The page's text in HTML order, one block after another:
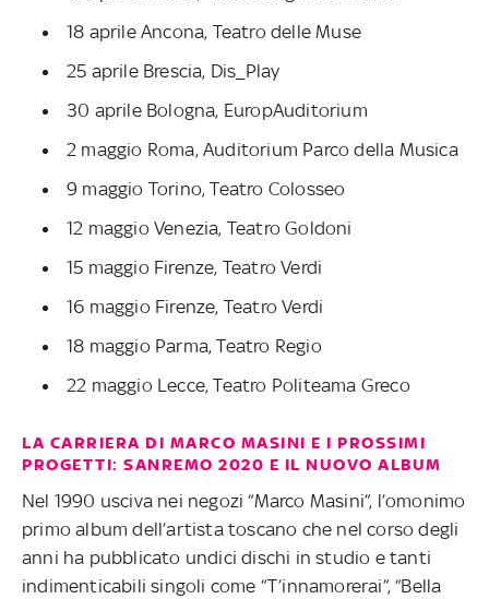
18 aprile Ancona, Teatro delle Muse
25 aprile Brescia, Dis_Play
30 aprile Bologna, EuropAuditorium
2 maggio Roma, Auditorium Parco della Musica
9 maggio Torino, Teatro Colosseo
12 maggio Venezia, Teatro Goldoni
15 maggio Firenze, Teatro Verdi
16 maggio Firenze, Teatro Verdi
18 maggio Parma, Teatro Regio
22 maggio Lecce, Teatro Politeama Greco
LA CARRIERA DI MARCO MASINI E I PROSSIMI
PROGETTI: SANREMO 2020 E IL NUOVO ALBUM
Nel 1990 usciva nei negozi “Marco Masini”, l’omonimo
primo album dell’artista toscano che nel corso degli
anni ha pubblicato undici dischi in studio e tanti
indimenticabili singoli come “T’innamorerai”, “Bella